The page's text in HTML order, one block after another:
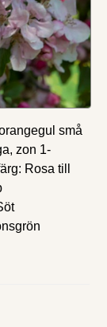
små
zon 1-
Rosa till